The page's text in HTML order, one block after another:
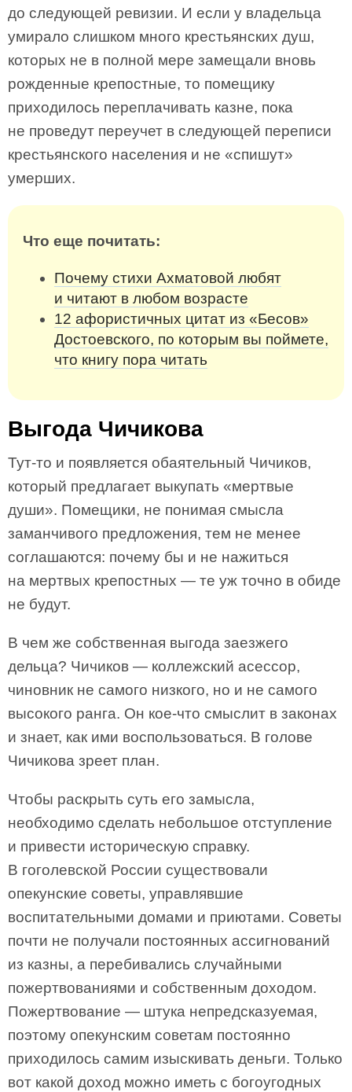
до следующей ревизии. И если у владельца
умирало слишком много крестьянских душ,
которых не в полной мере замещали вновь
рожденные крепостные, то помещику
приходилось переплачивать казне, пока
не проведут переучет в следующей переписи
крестьянского населения и не «спишут»
умерших.
Что еще почитать:
Почему стихи Ахматовой любят
и читают в любом возрасте
12 афористичных цитат из «Бесов»
Достоевского, по которым вы поймете,
что книгу пора читать
Выгода Чичикова
Тут-то и появляется обаятельный Чичиков,
который предлагает выкупать «мертвые
души». Помещики, не понимая смысла
заманчивого предложения, тем не менее
соглашаются: почему бы и не нажиться
на мертвых крепостных — те уж точно в обиде
не будут.
В чем же собственная выгода заезжего
дельца? Чичиков — коллежский асессор,
чиновник не самого низкого, но и не самого
высокого ранга. Он кое-что смыслит в законах
и знает, как ими воспользоваться. В голове
Чичикова зреет план.
Чтобы раскрыть суть его замысла,
необходимо сделать небольшое отступление
и привести историческую справку.
В гоголевской России существовали
опекунские советы, управлявшие
воспитательными домами и приютами. Советы
почти не получали постоянных ассигнований
из казны, а перебивались случайными
пожертвованиями и собственным доходом.
Пожертвование — штука непредсказуемая,
поэтому опекунским советам постоянно
приходилось самим изыскивать деньги. Только
вот какой доход можно иметь с богоугодных